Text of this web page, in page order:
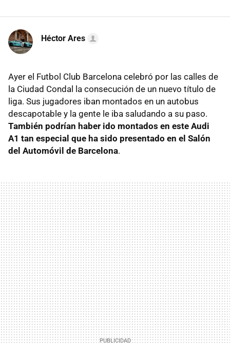
Héctor Ares
Ayer el Futbol Club Barcelona celebró por las calles de
la Ciudad Condal la consecución de un nuevo título de
liga. Sus jugadores iban montados en un autobus
descapotable y la gente le iba saludando a su paso.
También podrían haber ido montados en este Audi
A1 tan especial que ha sido presentado en el Salón
del Automóvil de Barcelona.